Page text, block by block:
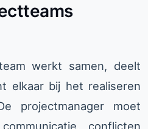
werkt samen, deelt
elkaar bij het realiseren
projectmanager moet
conflicten